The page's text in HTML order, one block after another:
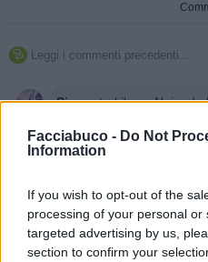
Facciabuco - Do Not
Information
If you wish to opt-out of the
processing of your personal
targeted advertising by us,
section to confirm your
 Leggi i commenti precedenti...
Sioux:turkilmaz Nein, du
30 Aprile alle ore 15:48
·Ti stimo
Lunetta12:L'elicopizza 🍕
30 Aprile alle ore 18:03
·Ti stimo·Rispondi